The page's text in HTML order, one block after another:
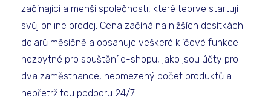
začínající a menší společnosti, které teprve startují
svůj online prodej. Cena začíná na nižších desítkách
dolarů měsíčně a obsahuje veškeré klíčové funkce
nezbytné pro spuštění e-shopu, jako jsou účty pro
dva zaměstnance, neomezený počet produktů a
nepřetržitou podporu 24/7.